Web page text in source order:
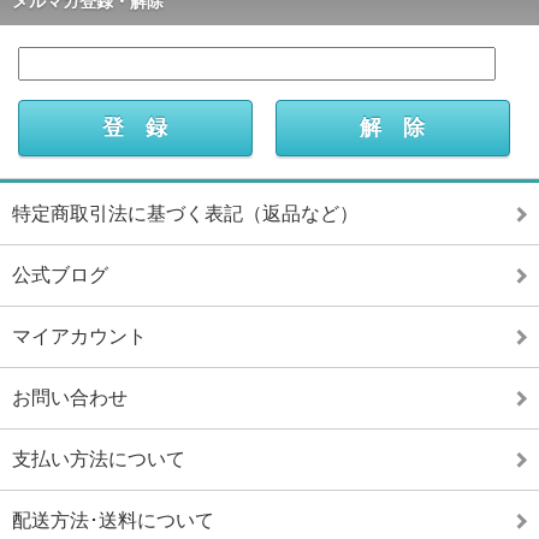
特定商取引法に基づく表記（返品など）
公式ブログ
マイアカウント
お問い合わせ
支払い方法について
配送方法･送料について